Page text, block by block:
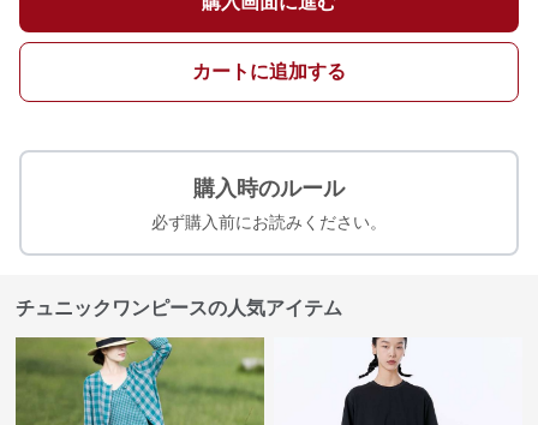
カートに追加する
購入時のルール
必ず購入前にお読みください。
チュニックワンピースの人気アイテム